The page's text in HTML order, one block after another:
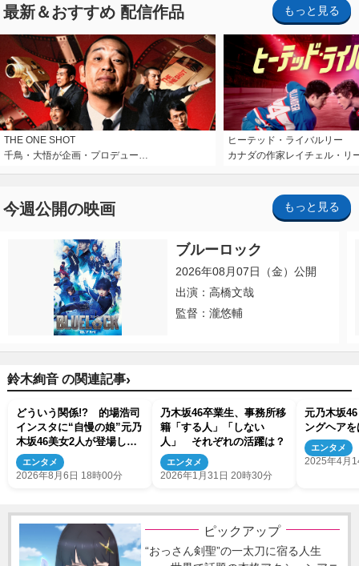
最新＆おすすめ 配信作品 もっと見る
THE ONE SHOT
千鳥・大悟が企画・プロデュー…
ヒーテッド・ライバルリー
カナダの作家レイチェル・リ
今週公開の映画 もっと見る
ブルーロック
2026年08月07日（金）公開
出演：高橋文哉
監督：瀧悠輔
鈴木絢音 の関連記事›
どういう関係!? 的場浩司
インスタに“自慢の娘”元乃
木坂46美女2人が登場し反
響エンタメ
2026年8月6日 18時00分
乃木坂46卒業生、事務所移
籍「する人」「しない
人」 それぞれの活躍は？
エンタメ
2026年1月31日 20時30分
元乃木坂
ングヘア
エンタメ
2025年4月
ピックアップ
“おっさん剣聖”の一太刀に宿る人生